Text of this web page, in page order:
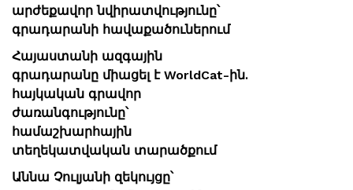
արժեքավոր նվիրատվությունը՝
գրադարանի հավաքածուներում
Հայաստանի ազգային
գրադարանը միացել է WorldCat-ին.
հայկական գրավոր
ժառանգությունը՝
համաշխարհային
տեղեկատվական տարածքում
Աննա Չուլյանի զեկույցը՝